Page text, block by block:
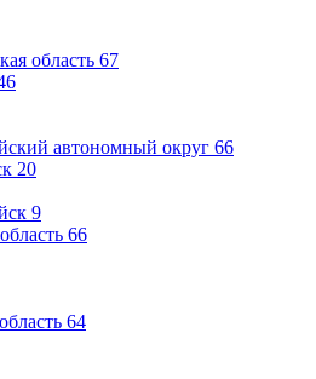
область 67
автономный округ 66
20
9
66
64